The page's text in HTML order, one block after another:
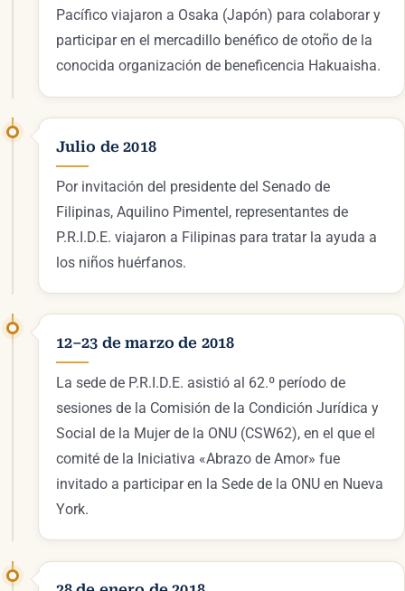
Pacífico viajaron a Osaka (Japón) para colaborar y
participar en el mercadillo benéfico de otoño de la
conocida organización de beneficencia Hakuaisha.
Julio de 2018
Por invitación del presidente del Senado de
Filipinas, Aquilino Pimentel, representantes de
P.R.I.D.E. viajaron a Filipinas para tratar la ayuda a
los niños huérfanos.
12–23 de marzo de 2018
La sede de P.R.I.D.E. asistió al 62.º período de
sesiones de la Comisión de la Condición Jurídica y
Social de la Mujer de la ONU (CSW62), en el que el
comité de la Iniciativa «Abrazo de Amor» fue
invitado a participar en la Sede de la ONU en Nueva
York.